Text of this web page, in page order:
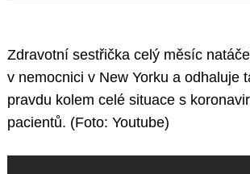
Zdravotní sestřička celý měsíc
v nemocnici v New Yorku a odhaluje
pravdu kolem celé situace s
pacientů. (Foto: Youtube)